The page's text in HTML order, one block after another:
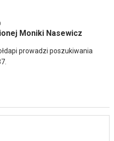
Moniki Nasewicz
prowadzi poszukiwania